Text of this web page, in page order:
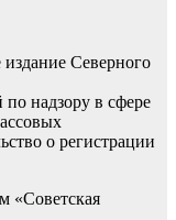
издание Северного
надзору в сфере
о регистрации
«Советская